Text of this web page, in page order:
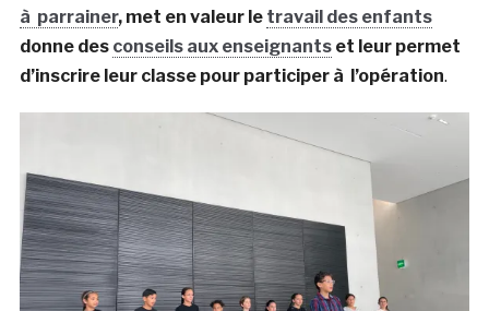
à parrainer, met en valeur le travail des enfants
donne des conseils aux enseignantset leur permet
d’inscrire leur classe pour participer à l’opération.